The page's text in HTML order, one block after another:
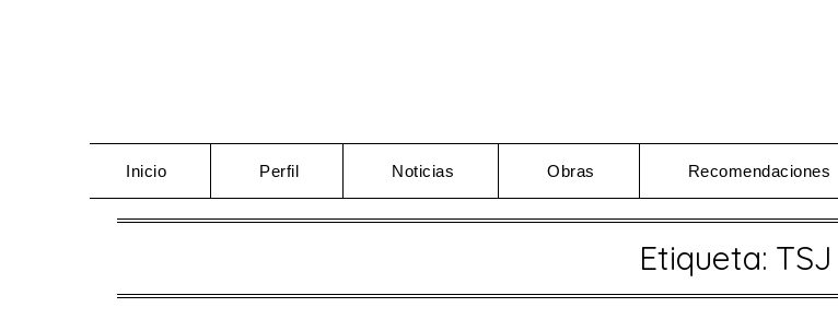
Inicio Perfil Noticias Obras Recomendaciones
Etiqueta: TSJ